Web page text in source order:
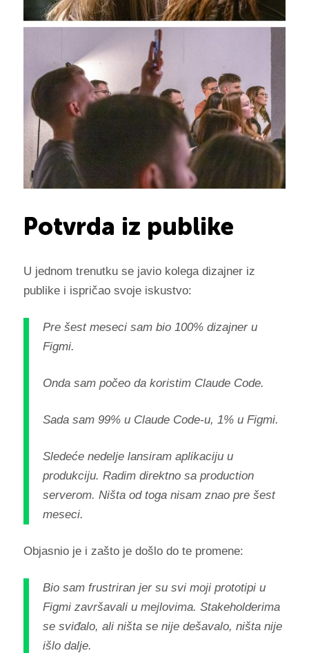
Potvrda iz publike
U jednom trenutku se javio kolega dizajner iz
publike i ispričao svoje iskustvo:
Pre šest meseci sam bio 100% dizajner u
Figmi.
Onda sam počeo da koristim Claude Code.
Sada sam 99% u Claude Code-u, 1% u Figmi.
Sledeće nedelje lansiram aplikaciju u
produkciju. Radim direktno sa production
serverom. Ništa od toga nisam znao pre šest
meseci.
Objasnio je i zašto je došlo do te promene:
Bio sam frustriran jer su svi moji prototipi u
Figmi završavali u mejlovima. Stakeholderima
se sviđalo, ali ništa se nije dešavalo, ništa nije
išlo dalje.